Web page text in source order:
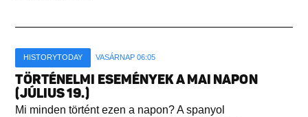
HISTORYTODAY VASÁRNAP 06:05
TÖRTÉNELMI ESEMÉNYEK A MAI NAPON
(JÚLIUS 19.)
Mi minden történt ezen a napon? A spanyol